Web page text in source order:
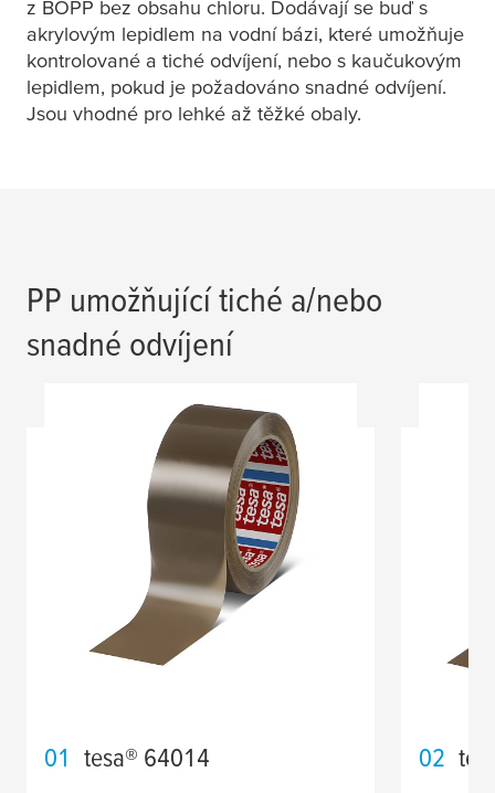
z BOPP bez obsahu chloru. Dodávají se buď s
akrylovým lepidlem na vodní bázi, které umožňuje
kontrolované a tiché odvíjení, nebo s kaučukovým
lepidlem, pokud je požadováno snadné odvíjení.
Jsou vhodné pro lehké až těžké obaly.
PP umožňující tiché a/nebo
snadné odvíjení
01 tesa® 64014 02